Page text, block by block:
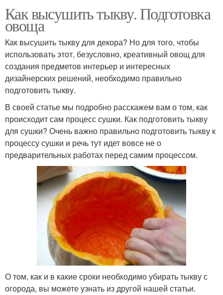
Как высушить тыкву. Подготовка
овоща
Как высушить тыкву для декора? Но для того, чтобы
использовать этот, безусловно, креативный овощ для
создания предметов интерьер и интересных
дизайнерских решений, необходимо правильно
подготовить тыкву.
В своей статье мы подробно расскажем вам о том, как
происходит сам процесс сушки. Как подготовить тыкву
для сушки? Очень важно правильно подготовить тыкву к
процессу сушки и речь тут идет вовсе не о
предварительных работах перед самим процессом.
О том, как и в какие сроки необходимо убирать тыкву с
огорода, вы можете узнать из другой нашей статьи.